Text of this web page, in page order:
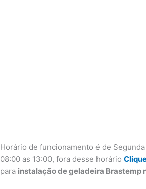
Horário de funcionamento é de
08:00 as 13:00, fora desse horário
para instalação de geladeira Brastemp